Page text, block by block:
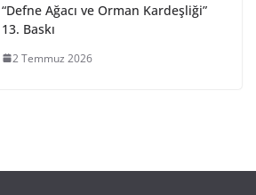
“Defne Ağacı ve Orman Kardeşliği”
13. Baskı
2 Temmuz 2026